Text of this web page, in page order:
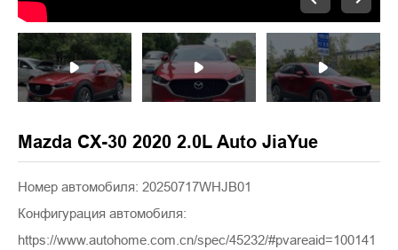
Mazda CX-30 2020 2.0L Auto JiaYue
Номер автомобиля: 20250717WHJB01
Конфигурация автомобиля:
https://www.autohome.com.cn/spec/45232/#pvareaid=100141